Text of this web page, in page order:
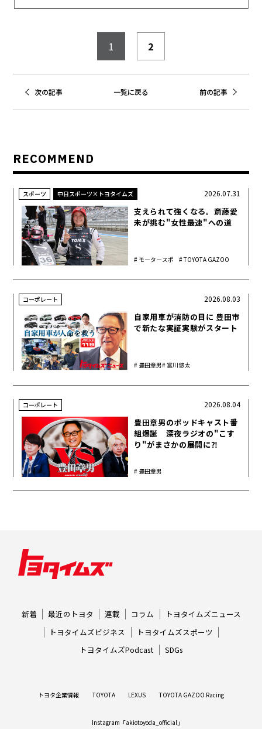
1 2
次の記事 一覧に戻る 前の記事
RECOMMEND
スポーツ 中日スポーツ×トヨタイムズ
支えられて強くなる。斎藤愛
未が挑む"女性最速"への道
モータースポ
TOYOTA GAZOO
2026.07.31
コーポレート
自家用車が消防の目に 豊田市
で新たな実証実験がスタート
豊田章男 富川悠太
2026.08.03
コーポレート
豊田章男のポッドキャスト番
組爆誕 深夜ラジオの"こす
り"がまさかの展開に⁈
豊田章男
2026.08.04
新着 最近のトヨタ 連載 コラム
トヨタイムズニュース
トヨタイムズビジネス
トヨタイムズスポーツ
トヨタイムズPodcast
SDGs
トヨタ企業情報 TOYOTA LEXUS TOYOTA GAZOO Racing
Instagram「akiotoyoda_official」